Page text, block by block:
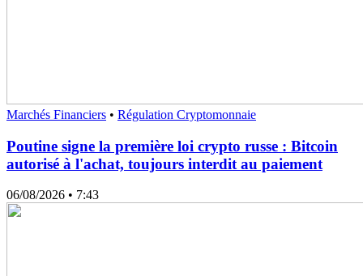
Marchés Financiers • Régulation Cryptomonnaie
Poutine signe la première loi crypto russe : Bitcoin
autorisé à l'achat, toujours interdit au paiement
06/08/2026 • 7:43